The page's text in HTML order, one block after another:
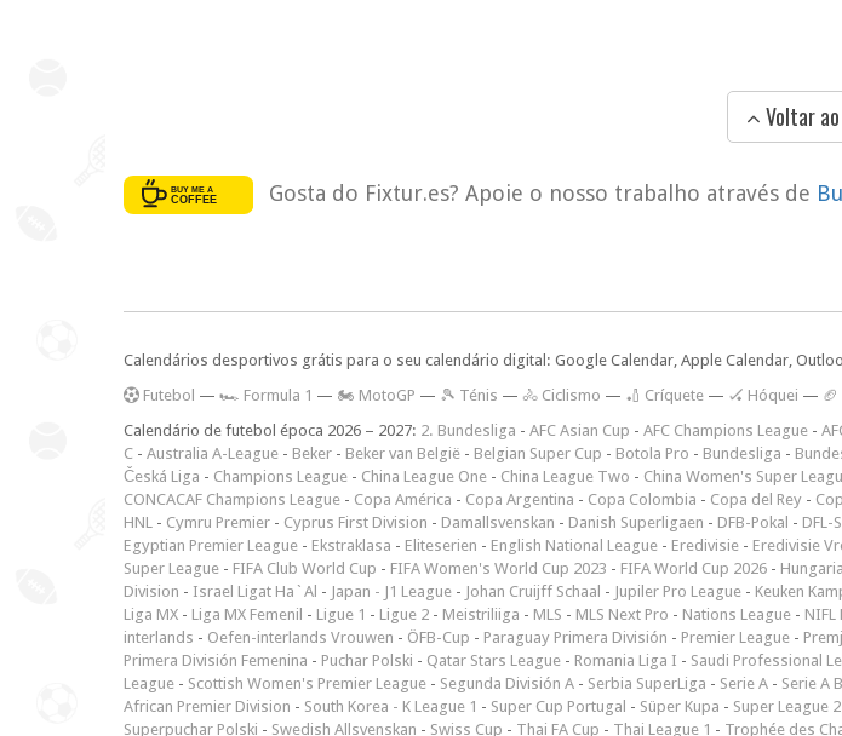
Voltar
Gosta do Fixtur.es? Apoie o nosso trabalho através de
Calendários desportivos grátis para o seu calendário digital: Google Calendar, Apple Calendar,
Futebol — 🏎️ Formula 1 — 🏍 MotoGP — 🎾 Ténis — 🚴 Ciclismo — 🏏 Críquete — 🏑 Hóquei — 🏈
Calendário de futebol época 2026 – 2027: 2. Bundesliga - AFC Asian Cup - AFC Champions League -
C - Australia A-League - Beker - Beker van België - Belgian Super Cup - Botola Pro - Bundesliga -
Česká Liga - Champions League - China League One - China League Two - China Women's Super
CONCACAF Champions League - Copa América - Copa Argentina - Copa Colombia - Copa del Rey -
HNL - Cymru Premier - Cyprus First Division - Damallsvenskan - Danish Superligaen - DFB-Pokal - DFL-
Egyptian Premier League - Ekstraklasa - Eliteserien - English National League - Eredivisie - Eredivisie
Super League - FIFA Club World Cup - FIFA Women's World Cup 2023 - FIFA World Cup 2026 -
Division - Israel Ligat Ha`Al - Japan - J1 League - Johan Cruijff Schaal - Jupiler Pro League - Keuken
Liga MX - Liga MX Femenil - Ligue 1 - Ligue 2 - Meistriliiga - MLS - MLS Next Pro - Nations League - NIFL
interlands - Oefen-interlands Vrouwen - ÖFB-Cup - Paraguay Primera División - Premier League -
Primera División Femenina - Puchar Polski - Qatar Stars League - Romania Liga I - Saudi Professional
League - Scottish Women's Premier League - Segunda División A - Serbia SuperLiga - Serie A - Serie A
African Premier Division - South Korea - K League 1 - Super Cup Portugal - Süper Kupa - Super League
Superpuchar Polski - Swedish Allsvenskan - Swiss Cup - Thai FA Cup - Thai League 1 - Trophée des